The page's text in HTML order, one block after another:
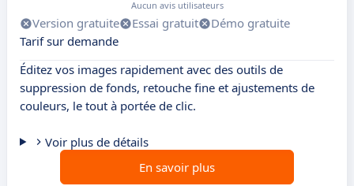
Aucun avis utilisateurs
Version gratuite Essai gratuit
Démo gratuite
Tarif sur demande
Éditez vos images rapidement avec des outils de
suppression de fonds, retouche fine et ajustements de
couleurs, le tout à portée de clic.
Voir plus de détails
En savoir plus